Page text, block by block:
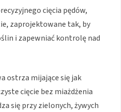
cięcia pędów,
zaprojektowane tak, by
i zapewniać kontrolę nad
ostrza mijające się jak
cięcie bez miażdżenia
się przy zielonych, żywych